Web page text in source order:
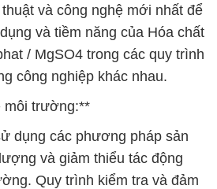
và công nghệ mới nhất để
và tiềm năng của Hóa chất
/ MgSO4 trong các quy trình
công nghiệp khác nhau.
môi trường:**
dụng các phương pháp sản
và giảm thiểu tác động
Quy trình kiểm tra và đảm